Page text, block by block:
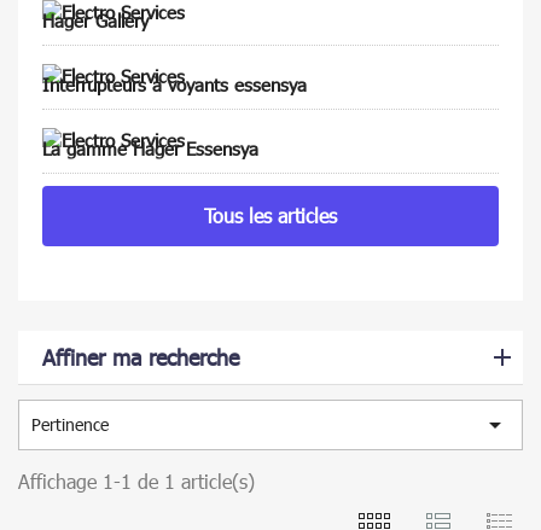
Hager Gallery
Interrupteurs à voyants essensya
La gamme Hager Essensya
Tous les articles
Affiner ma recherche
Pertinence 
Affichage 1-1 de 1 article(s)